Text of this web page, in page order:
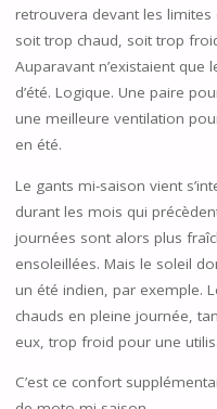
retrouvera devant les
soit trop chaud, soit trop
Auparavant n’existaient que
d’été. Logique. Une paire
une meilleure ventilation
en été.
Le gants mi-saison vient
durant les mois qui
journées sont alors plus
ensoleillées. Mais le soleil
un été indien, par exemple.
chauds en pleine journée,
eux, trop froid pour une
C’est ce confort